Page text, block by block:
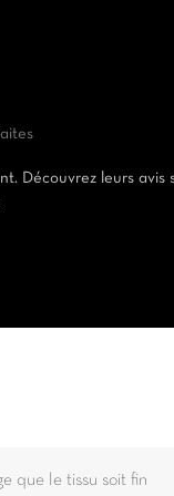
Découvrez leurs avis
que le tissu soit fin